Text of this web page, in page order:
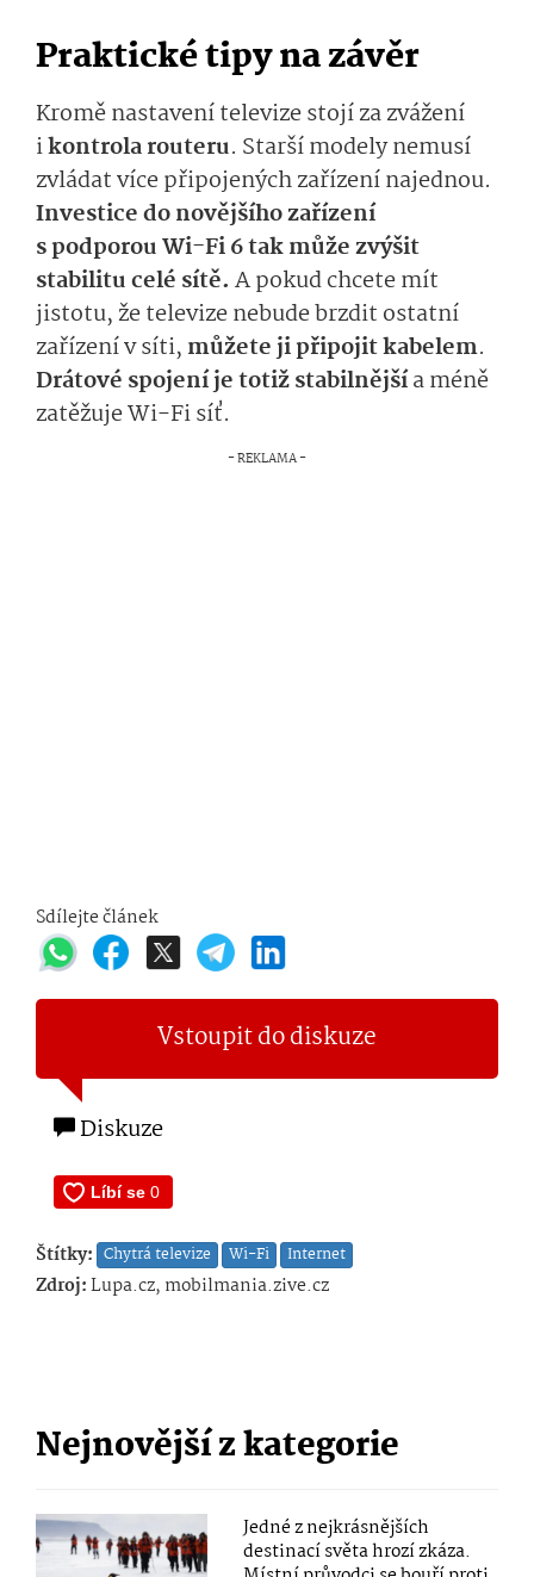
Praktické tipy na závěr
Kromě nastavení televize stojí za zvážení
ikontrola routeru. Starší modely nemusí
zvládat více připojených zařízení najednou.
Investice do novějšího zařízení
s podporou Wi-Fi 6 tak může zvýšit
stabilitu celé sítě. A pokud chcete mít
jistotu, že televize nebude brzdit ostatní
zařízení v síti, můžete ji připojit kabelem.
Drátové spojení je totiž stabilnějšía méně
zatěžuje Wi-Fi síť.
Sdílejte článek
Vstoupit do diskuze
Diskuze
Štítky: Chytrá televize Wi-Fi Internet
Zdroj:Lupa.cz, mobilmania.zive.cz
Nejnovější z kategorie
Jedné z nejkrásnějších
destinací světa hrozí zkáza.